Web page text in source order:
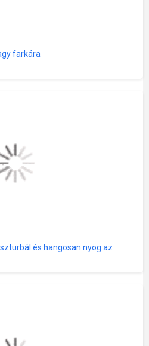
farkára
és hangosan nyög az